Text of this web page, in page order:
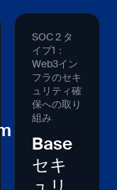
SOC 2 タ
イプ1：
Web3イン
フラのセキ
ュリティ確
保への取り
組み
Base
セキ